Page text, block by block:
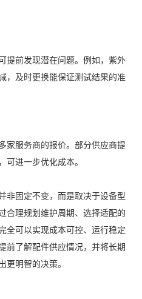
提前发现潜在问题。例如，紫外
，及时更换能保证测试结果的准
家服务商的报价。部分供应商提
可进一步优化成本。
非固定不变，而是取决于设备型
合理规划维护周期、选择适配的
全可以实现成本可控、运行稳定
前了解配件供应情况，并将长期
更明智的决策。